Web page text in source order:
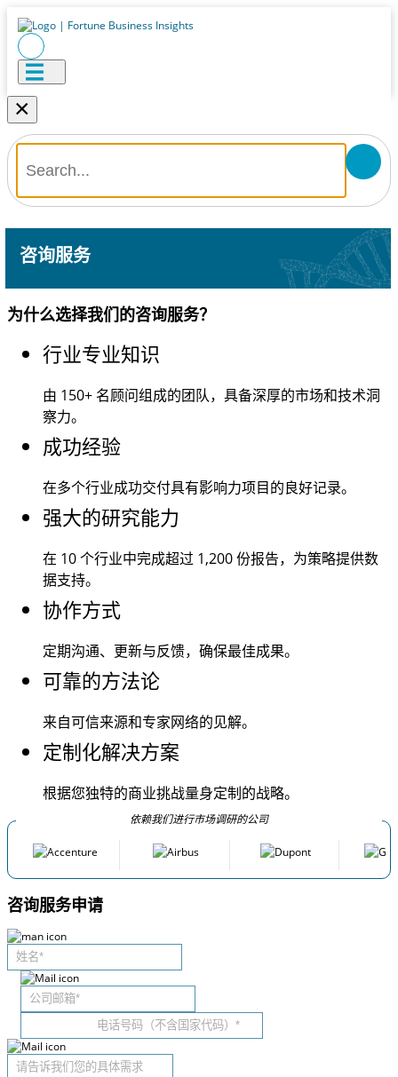
×
咨询服务
为什么选择我们的咨询服务？
行业专业知识
由 150+ 名顾问组成的团队，具备深厚的市场和技术洞
察力。
成功经验
在多个行业成功交付具有影响力项目的良好记录。
强大的研究能力
在 10 个行业中完成超过 1,200份报告，为策略提供数
据支持。
协作方式
定期沟通、更新与反馈，确保最佳成果。
可靠的方法论
来自可信来源和专家网络的见解。
定制化解决方案
根据您独特的商业挑战量身定制的战略。
依赖我们进行市场调研的公司
咨询服务申请